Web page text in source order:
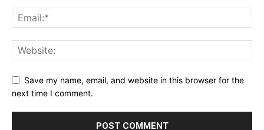
Save my name, email, and website in this browser for the
next time I comment.